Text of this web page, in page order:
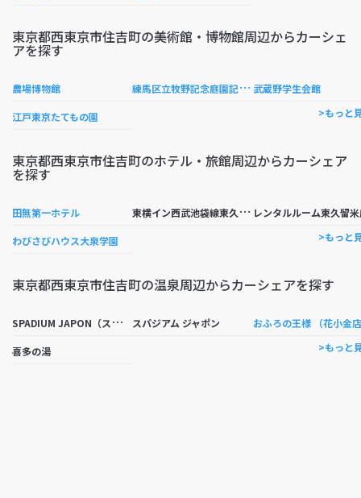
東京都西東京市住吉町の美術館・博物館周辺からカーシェ
アを探す
農場博物館 練
馬区立牧野記念庭園記念館 武蔵野学生会館
江戸東京たてもの園 >もっと
東京都西東京市住吉町のホテル・旅館周辺からカーシェア
を探す
田無第一ホテル 東
横イン西武池袋線東久留米駅西口 レンタルルーム東久留
わびさびハウス大泉学園 >もっと
東京都西東京市住吉町の温泉周辺からカーシェアを探す
S
PADIUM JAPON（スパジアムジャポン） スパジアム ジャポン おふろの王様 （花小金
喜多の湯 >もっと